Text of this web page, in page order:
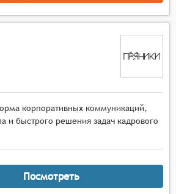
корпоративных коммуникаций,
и быстрого решения задач кадрового
Посмотреть